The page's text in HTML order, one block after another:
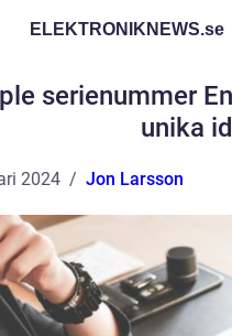
ELEKTRONIKNEWS.se
serienummer
unika
2024 Jon Larsson